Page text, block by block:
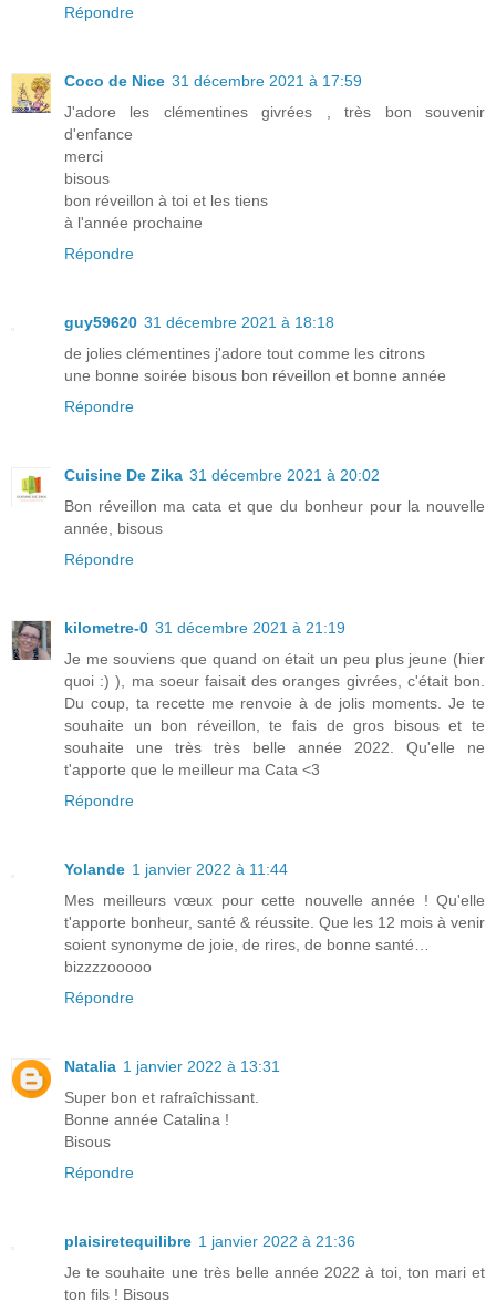
Répondre
Coco de Nice 31 décembre 2021 à 17:59
J'adore les clémentines givrées , très bon souvenir
d'enfance
merci
bisous
bon réveillon à toi et les tiens
à l'année prochaine
Répondre
guy59620 31 décembre 2021 à 18:18
de jolies clémentines j'adore tout comme les citrons
une bonne soirée bisous bon réveillon et bonne année
Répondre
Cuisine De Zika 31 décembre 2021 à 20:02
Bon réveillon ma cata et que du bonheur pour la nouvelle
année, bisous
Répondre
kilometre-0 31 décembre 2021 à 21:19
Je me souviens que quand on était un peu plus jeune (hier
quoi :) ), ma soeur faisait des oranges givrées, c'était bon.
Du coup, ta recette me renvoie à de jolis moments. Je te
souhaite un bon réveillon, te fais de gros bisous et te
souhaite une très très belle année 2022. Qu'elle ne
t'apporte que le meilleur ma Cata <3
Répondre
Yolande 1 janvier 2022 à 11:44
Mes meilleurs vœux pour cette nouvelle année ! Qu'elle
t'apporte bonheur, santé & réussite. Que les 12 mois à venir
soient synonyme de joie, de rires, de bonne santé…
bizzzzooooo
Répondre
Natalia 1 janvier 2022 à 13:31
Super bon et rafraîchissant.
Bonne année Catalina !
Bisous
Répondre
plaisiretequilibre 1 janvier 2022 à 21:36
Je te souhaite une très belle année 2022 à toi, ton mari et
ton fils ! Bisous